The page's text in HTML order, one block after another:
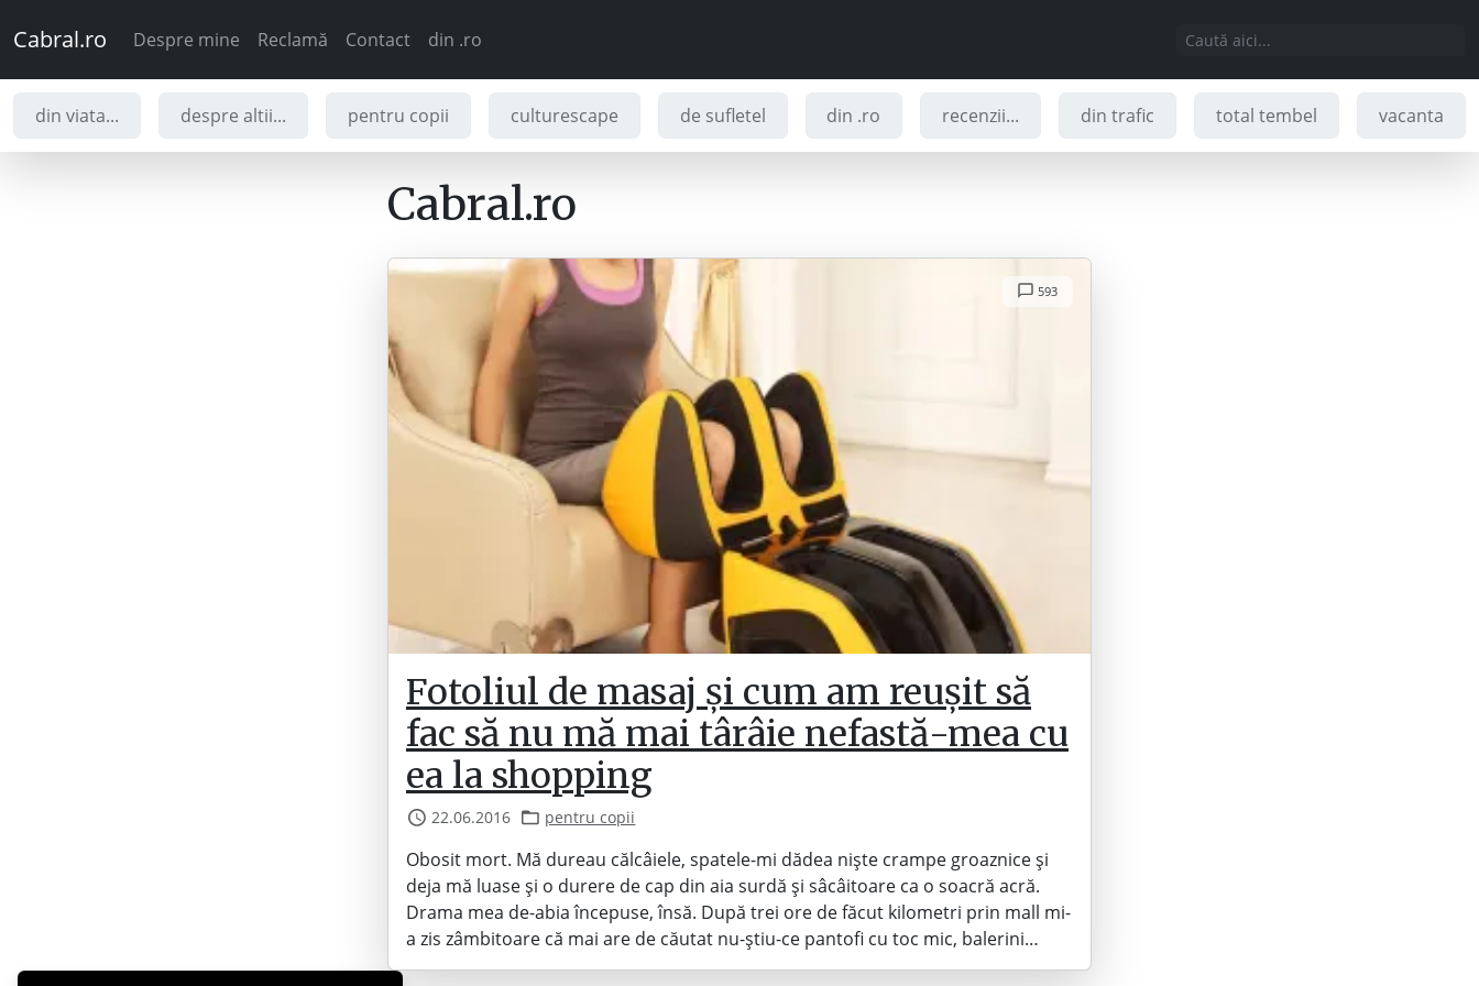
Cabral.ro Despre mine Reclamă Contact din .ro
din viata... despre altii... pentru copii culturescape de sufletel din .ro recenzii... din trafic total tembel vacanta
Cabral.ro
593
Fotoliul de masaj și cum am reușit să
fac să nu mă mai târâie nefastă-mea cu
ea la shopping
22.06.2016 pentru copii
Obosit mort. Mă dureau călcâiele, spatele-mi dădea niște crampe groaznice și
deja mă luase și o durere de cap din aia surdă și sâcâitoare ca o soacră acră.
Drama mea de-abia începuse, însă. După trei ore de făcut kilometri prin mall mi-
a zis zâmbitoare că mai are de căutat nu-știu-ce pantofi cu toc mic, balerini…